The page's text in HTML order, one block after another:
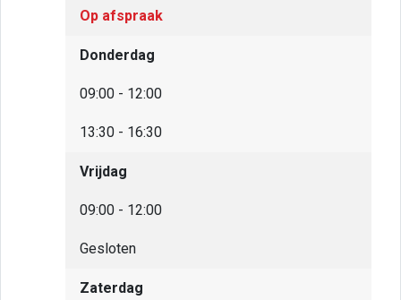
Op afspraak
Donderdag
09:00 - 12:00
13:30 - 16:30
Vrijdag
09:00 - 12:00
Gesloten
Zaterdag